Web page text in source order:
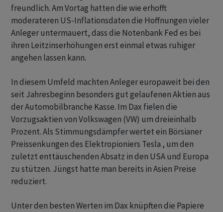
freundlich. Am Vortag hatten die wie erhofft
moderateren US-Inflationsdaten die Hoffnungen vieler
Anleger untermauert, dass die Notenbank Fed es bei
ihren Leitzinserhöhungen erst einmal etwas ruhiger
angehen lassen kann.
In diesem Umfeld machten Anleger europaweit bei den
seit Jahresbeginn besonders gut gelaufenen Aktien aus
der Automobilbranche Kasse. Im Dax fielen die
Vorzugsaktien von Volkswagen (VW) um dreieinhalb
Prozent. Als Stimmungsdämpfer wertet ein Börsianer
Preissenkungen des Elektropioniers Tesla , um den
zuletzt enttäuschenden Absatz in den USA und Europa
zu stützen. Jüngst hatte man bereits in Asien Preise
reduziert.
Unter den besten Werten im Dax knüpften die Papiere